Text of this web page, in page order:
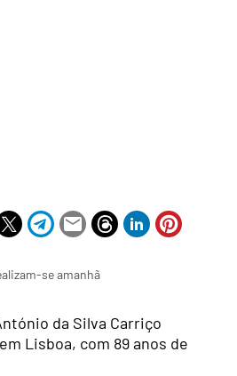
se amanhã
da Silva Carriço
Lisboa, com 89 anos de